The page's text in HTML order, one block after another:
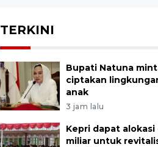
TERKINI
Bupati Natuna
ciptakan
anak
3 jam lalu
Kepri dapat alokasi
miliar untuk